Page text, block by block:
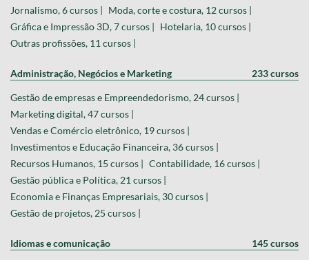
Jornalismo, 6 cursos | Moda, corte e costura, 12 cursos |
Gráfica e Impressão 3D, 7 cursos | Hotelaria, 10 cursos |
Outras profissões, 11 cursos |
Administração, Negócios e Marketing 233 cursos
Gestão de empresas e Empreendedorismo, 24 cursos |
Marketing digital, 47 cursos |
Vendas e Comércio eletrônico, 19 cursos |
Investimentos e Educação Financeira, 36 cursos |
Recursos Humanos, 15 cursos | Contabilidade, 16 cursos |
Gestão pública e Política, 21 cursos |
Economia e Finanças Empresariais, 30 cursos |
Gestão de projetos, 25 cursos |
Idiomas e comunicação 145 cursos